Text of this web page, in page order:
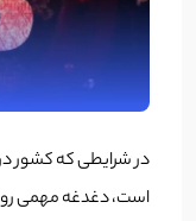
در شرایطی که کشور
است، دغدغه مهمی رو